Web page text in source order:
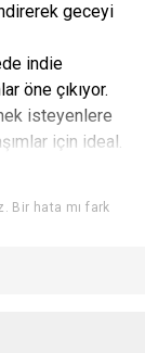
geceyi
indie
öne çıkıyor.
isteyenlere
için ideal.
Bir hata mı fark